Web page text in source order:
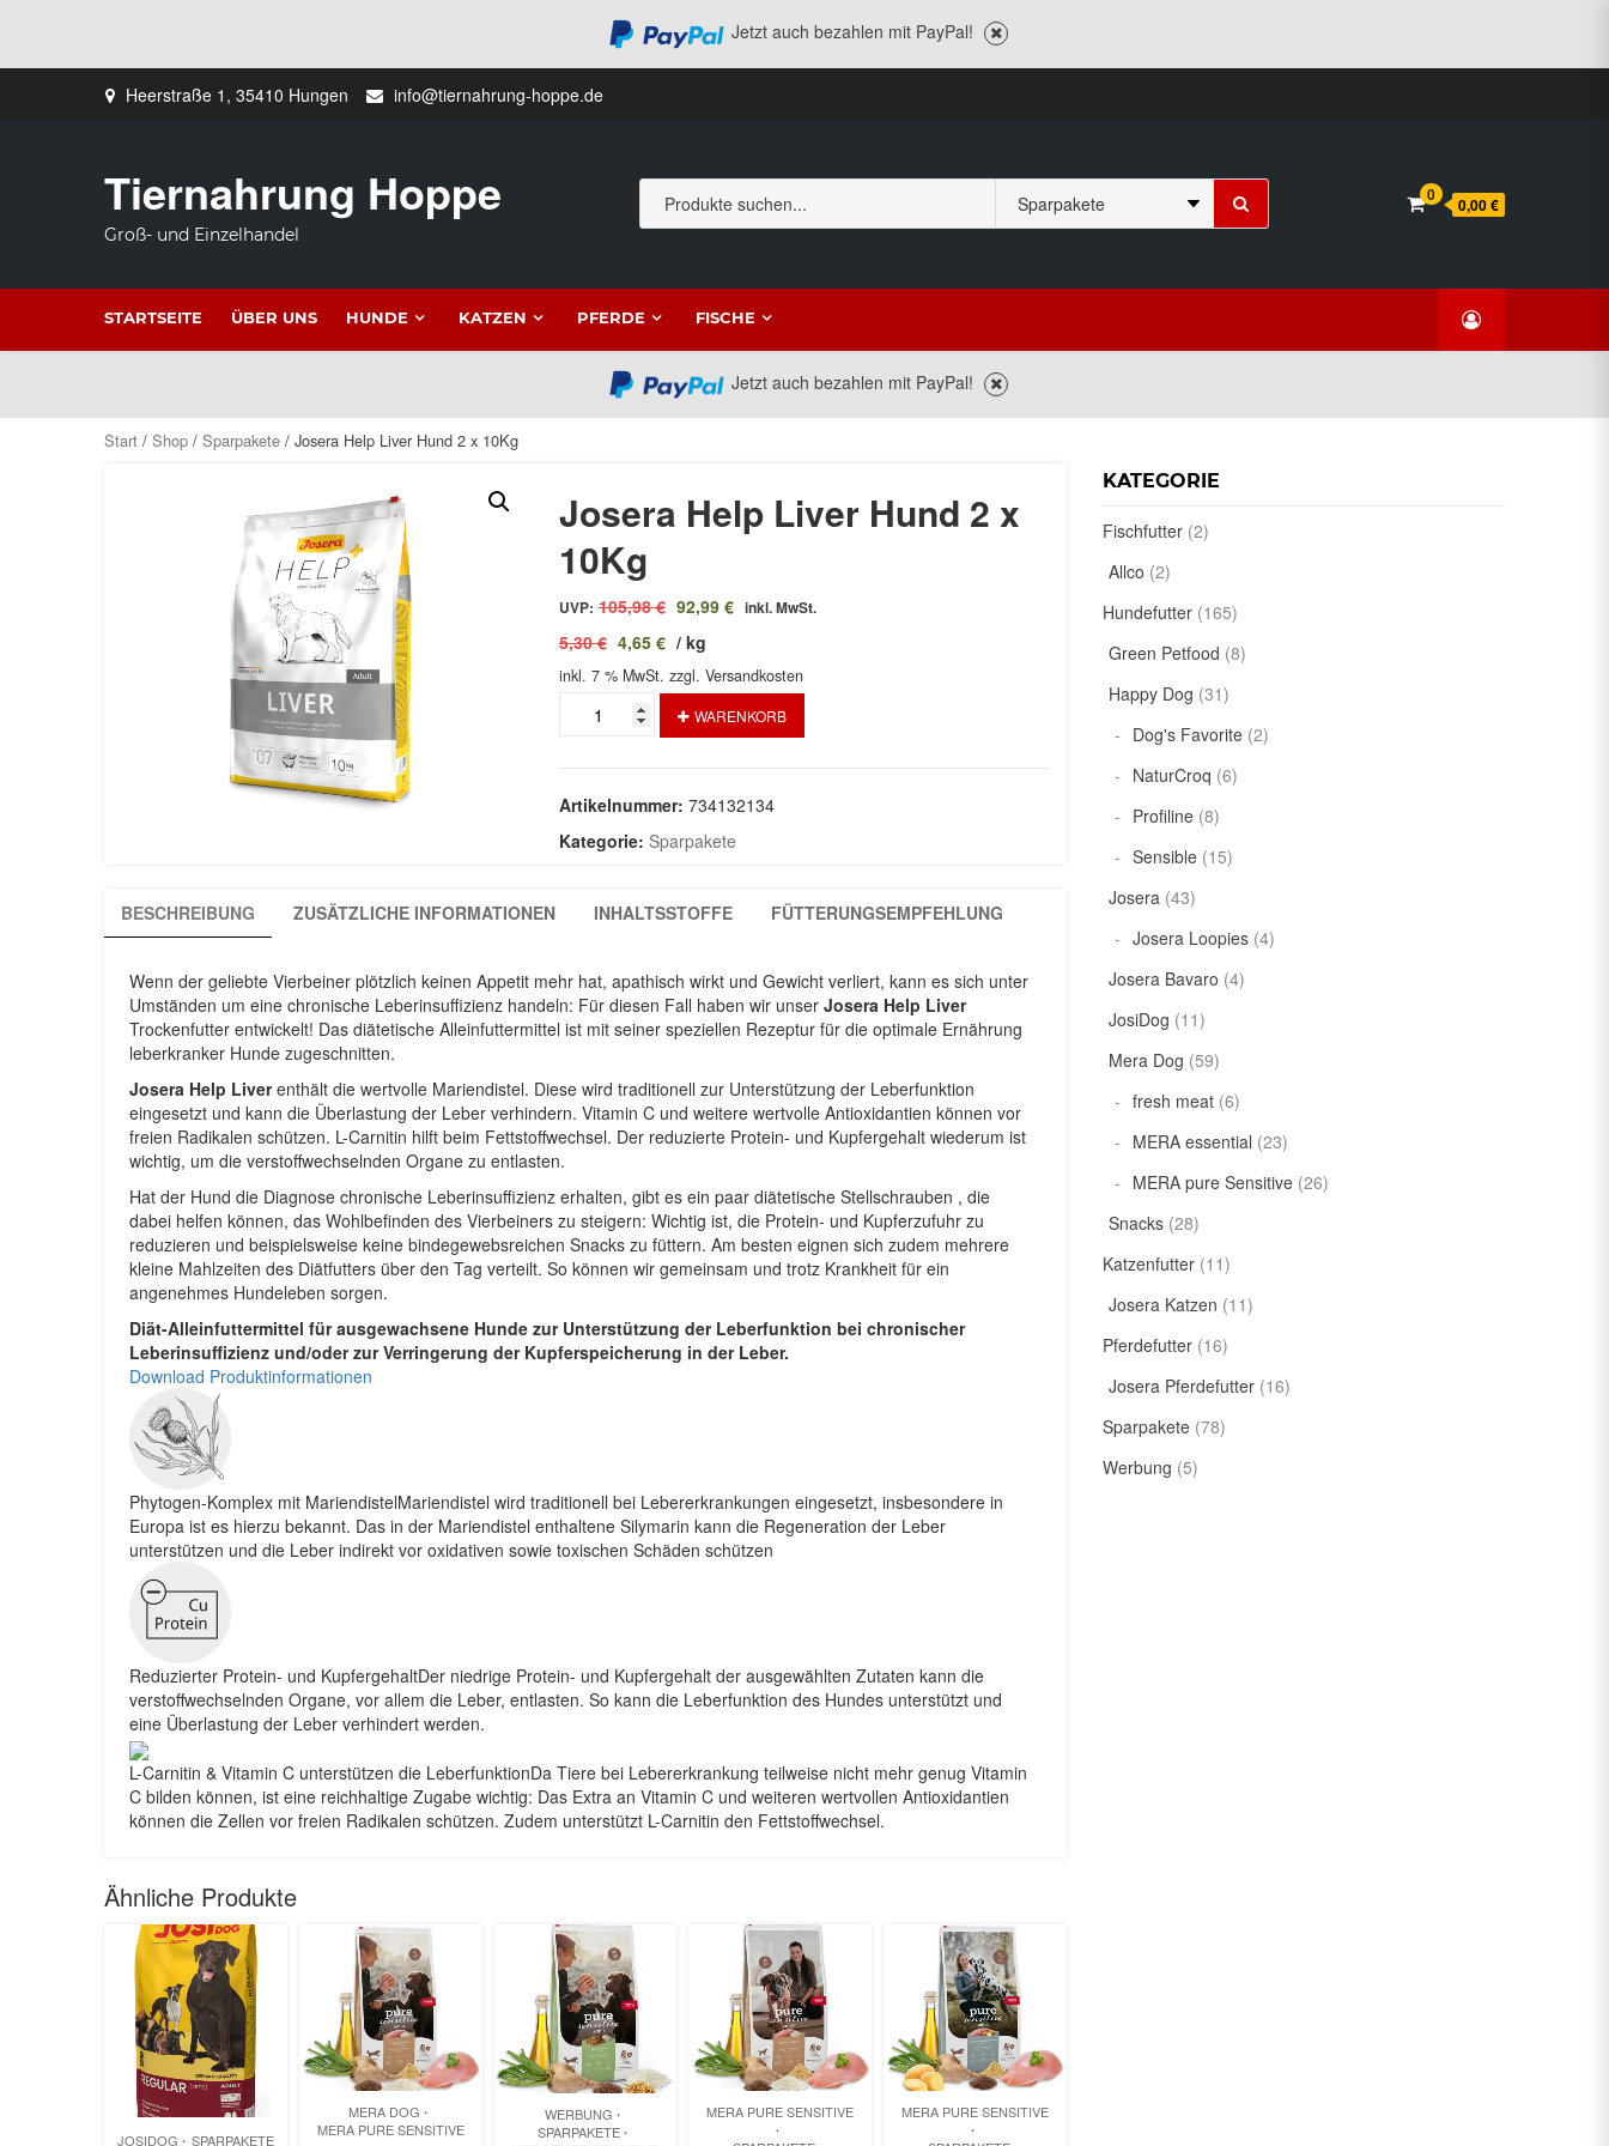
Jetzt auch bezahlen mit PayPal!
Heerstraße 1, 35410 Hungen info@tiernahrung-hoppe.de
Tiernahrung Hoppe
Groß- und Einzelhandel
Suchen
nach:
0 0,00 €
STARTSEITE ÜBER UNS HUNDE KATZEN PFERDE FISCHE
Jetzt auch bezahlen mit PayPal!
Start / Shop / Sparpakete / Josera Help Liver Hund 2 x 10Kg
Josera Help Liver Hund 2 x
10Kg
UVP: 105,98€ Ursprünglicher
war:
105,98 €
92,99 € Aktueller
92,99 €.
inkl. MwSt.
5,30€ 4,65 € / kg
inkl. 7 % MwSt. zzgl. Versandkosten
Hund
2
10Kg
WARENKORB
Artikelnummer: 734132134
Kategorie: Sparpakete
BESCHREIBUNG ZUSÄTZLICHE INFORMATIONEN INHALTSSTOFFE FÜTTERUNGSEMPFEHLUNG
Wenn der geliebte Vierbeiner plötzlich keinen Appetit mehr hat, apathisch wirkt und Gewicht verliert, kann es sich unter
Umständen um eine chronische Leberinsuffizienz handeln: Für diesen Fall haben wir unser Josera Help Liver
Trockenfutter entwickelt! Das diätetische Alleinfuttermittel ist mit seiner speziellen Rezeptur für die optimale Ernährung
leberkranker Hunde zugeschnitten.
Josera Help Liverenthält die wertvolle Mariendistel. Diese wird traditionell zur Unterstützung der Leberfunktion
eingesetzt und kann die Überlastung der Leber verhindern. Vitamin C und weitere wertvolle Antioxidantien können vor
freien Radikalen schützen. L-Carnitin hilft beim Fettstoffwechsel. Der reduzierte Protein- und Kupfergehalt wiederum ist
wichtig, um die verstoffwechselnden Organe zu entlasten.
Hat der Hund die Diagnose chronische Leberinsuffizienz erhalten, gibt es ein paar diätetische Stellschrauben , die
dabei helfen können, das Wohlbefinden des Vierbeiners zu steigern: Wichtig ist, die Protein- und Kupferzufuhr zu
reduzieren und beispielsweise keine bindegewebsreichen Snacks zu füttern. Am besten eignen sich zudem mehrere
kleine Mahlzeiten des Diätfutters über den Tag verteilt. So können wir gemeinsam und trotz Krankheit für ein
angenehmes Hundeleben sorgen.
Diät-Alleinfuttermittel für ausgewachsene Hunde zur Unterstützung der Leberfunktion bei chronischer
Leberinsuffizienz und/oder zur Verringerung der Kupferspeicherung in der Leber.
Download Produktinformationen
Phytogen-Komplex mit MariendistelMariendistel wird traditionell bei Lebererkrankungen eingesetzt, insbesondere in
Europa ist es hierzu bekannt. Das in der Mariendistel enthaltene Silymarin kann die Regeneration der Leber
unterstützen und die Leber indirekt vor oxidativen sowie toxischen Schäden schützen
Reduzierter Protein- und KupfergehaltDer niedrige Protein- und Kupfergehalt der ausgewählten Zutaten kann die
verstoffwechselnden Organe, vor allem die Leber, entlasten. So kann die Leberfunktion des Hundes unterstützt und
eine Überlastung der Leber verhindert werden.
L-Carnitin & Vitamin C unterstützen die LeberfunktionDa Tiere bei Lebererkrankung teilweise nicht mehr genug Vitamin
C bilden können, ist eine reichhaltige Zugabe wichtig: Das Extra an Vitamin C und weiteren wertvollen Antioxidantien
können die Zellen vor freien Radikalen schützen. Zudem unterstützt L-Carnitin den Fettstoffwechsel.
Ähnliche Produkte
JOSIDOG SPARPAKETE
MERA DOG
MERA PURE SENSITIVE
WERBUNG
SPARPAKETE
MERA PURE SENSITIVE
MERA PURE SENSITIVE
KATEGORIE
Fischfutter (2)
Allco (2)
Hundefutter (165)
Green Petfood (8)
Happy Dog (31)
Dog's Favorite (2)
NaturCroq (6)
Profiline (8)
Sensible (15)
Josera (43)
Josera Loopies (4)
Josera Bavaro (4)
JosiDog (11)
Mera Dog (59)
fresh meat (6)
MERA essential (23)
MERA pure Sensitive (26)
Snacks (28)
Katzenfutter (11)
Josera Katzen (11)
Pferdefutter (16)
Josera Pferdefutter (16)
Sparpakete (78)
Werbung (5)